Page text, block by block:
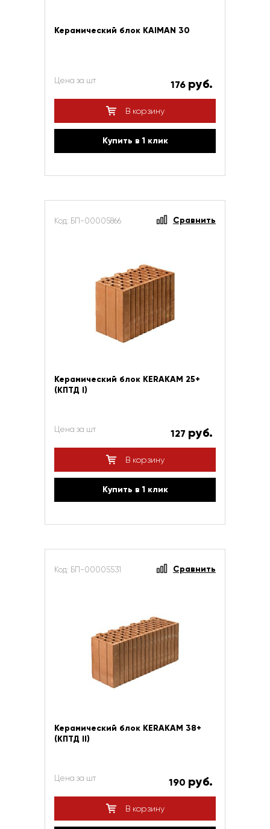
Керамический блок KAIMAN 30
Цена за шт 176 руб.
В корзину
Купить в 1 клик
Код: БП-00005866 Сравнить
Керамический блок KERAKAM 25+
(КПТД I)
Цена за шт 127 руб.
В корзину
Купить в 1 клик
Код: БП-00005531 Сравнить
Керамический блок KERAKAM 38+
(КПТД II)
Цена за шт 190 руб.
В корзину